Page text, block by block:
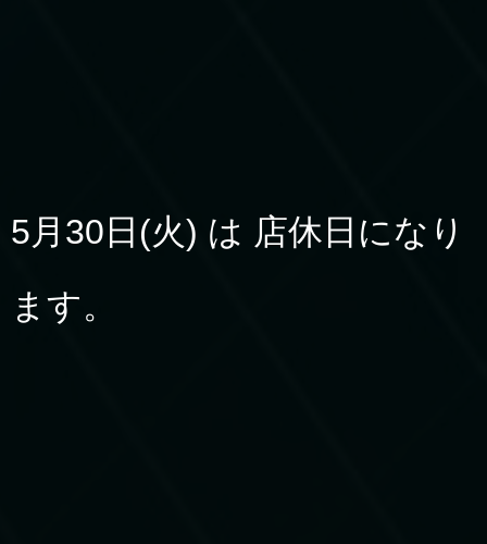
5月30日(火) は 店休日になり
ます。